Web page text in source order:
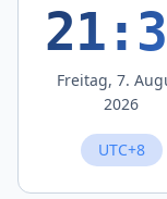
Freitag, 7.
2026
UTC+8